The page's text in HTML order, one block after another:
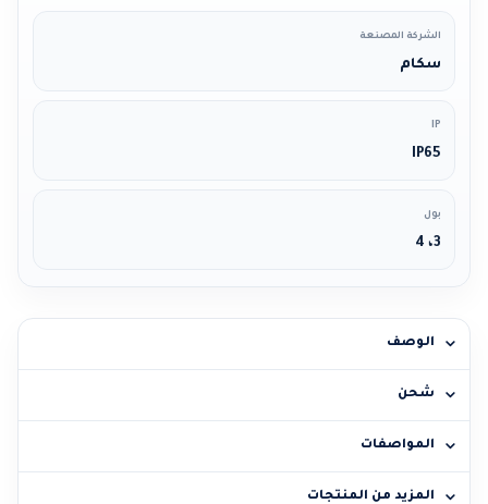
الشركة المصنعة
سكام
IP
IP65
بول
3، 4
الوصف
شحن
المواصفات
المزيد من المنتجات